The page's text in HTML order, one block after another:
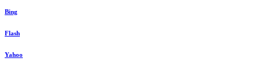
Bing
Flash
Yahoo